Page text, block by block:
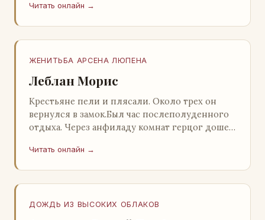
прошу: выс…
Читать онлайн →
ЖЕНИТЬБА АРСЕНА ЛЮПЕНА
Леблан Морис
Крестьяне пели и плясали. Около трех он
вернулся в замок.Был час послеполуденного
отдыха. Через анфиладу комнат герцог дошел
во…
Читать онлайн →
ДОЖДЬ ИЗ ВЫСОКИХ ОБЛАКОВ